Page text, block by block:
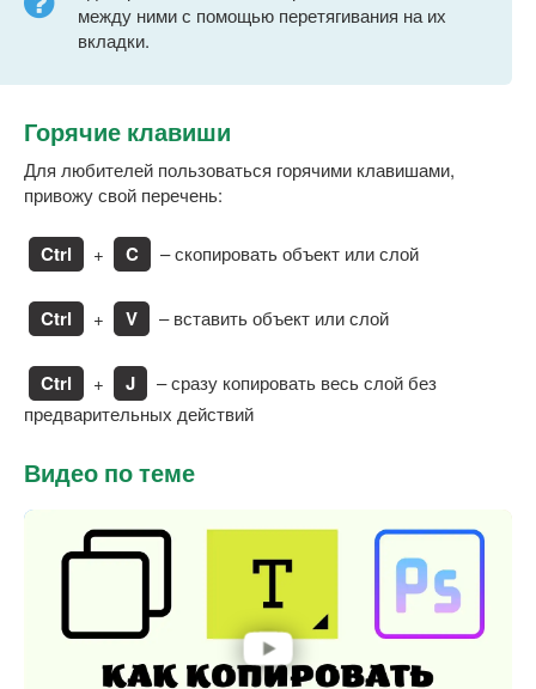
между ними с помощью перетягивания на их
вкладки.
Горячие клавиши
Для любителей пользоваться горячими клавишами,
привожу свой перечень:
Ctrl + C – скопировать объект или слой
Ctrl + V – вставить объект или слой
Ctrl + J
– сразу копировать весь слой без
предварительных действий
Видео по теме